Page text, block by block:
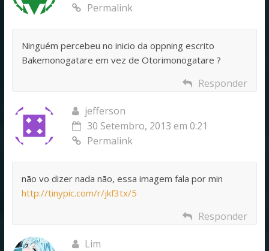
Permalink
Ninguém percebeu no inicio da oppning escrito
Bakemonogatare em vez de Otorimonogatare ?
Responder
jefferson
30 Setembro, 2013 em 0:21
Permalink
não vo dizer nada não, essa imagem fala por min
http://tinypic.com/r/jkf3tx/5
Responder
Lim